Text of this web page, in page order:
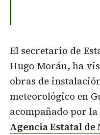
El secretario de
Hugo Morán, ha
obras de
meteorológico en
acompañado por
Agencia Estatal de